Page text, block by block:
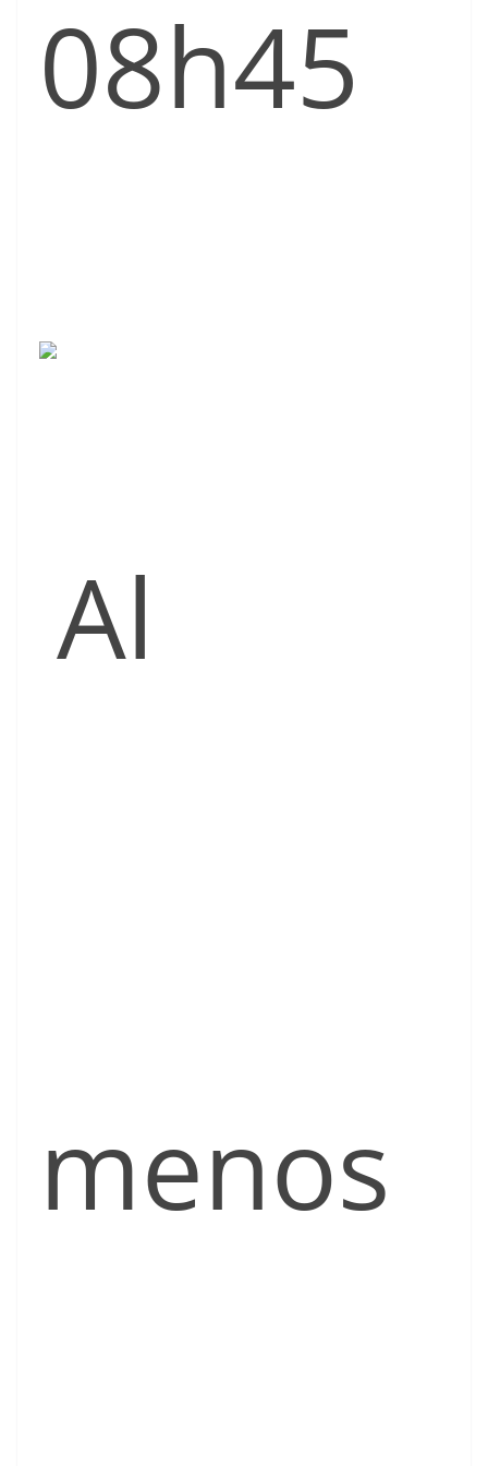
08h45